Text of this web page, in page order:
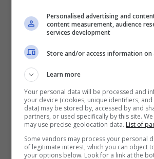
Ti potrebbe interessare anche
Santelli, è morta a 52 anni la
Regione Calabria
Andarsene a soli 51
aver lavorato per la tua
con il sorriso, fino a
La Calabria e l’Italia ti
Personalised advertising and
content measurement, audience
services development
Store and/or access information on
Learn more
Your personal data will be processed and
your device (cookies, unique identifiers,
data) may be stored by, accessed by and
partners, or used specifically by this site.
may use precise geolocation data. List of
Some vendors may process your personal
of legitimate interest, which you can object
your options below. Look for a link at the